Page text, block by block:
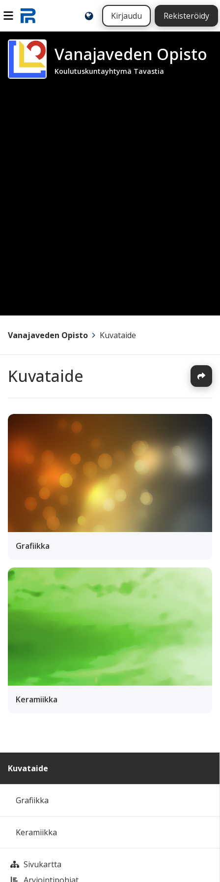
Kirjaudu Rekisteröidy
Vanajaveden Opisto
Koulutuskuntayhtymä Tavastia
Vanajaveden Opisto Kuvataide
Kuvataide
Grafiikka
Keramiikka
Kuvataide
Grafiikka
Keramiikka
Sivukartta
Arviointipohjat